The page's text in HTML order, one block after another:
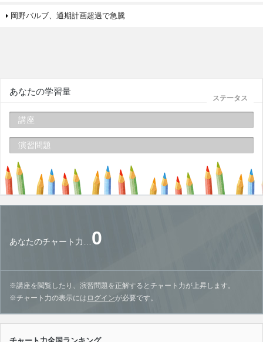
岡野バルブ、通期計画超過で急騰
ステータス
あなたの学習量
講座
演習問題
あなたのチャート力…0
※講座を閲覧したり、演習問題を正解するとチャート力が上昇します。
※チャート力の表示には ログインが必要です。